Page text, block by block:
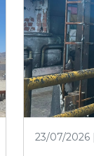
23/07/2026